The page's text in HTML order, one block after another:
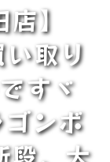
】
取り
すヾ
ンボ